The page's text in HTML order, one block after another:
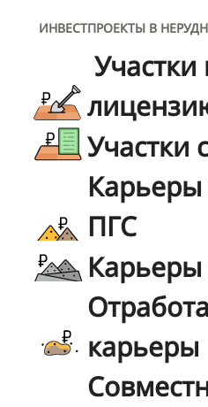
ИНВЕСТПРОЕКТЫ В
Участки
Участки
Карьеры
ПГС
карьеры